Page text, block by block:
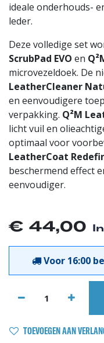
ideale onderhouds-
leder.
Deze volledige set
ScrubPad EVO en
microvezeldoek. De
LeatherCleaner
en eenvoudigere
verpakking. Q²M
licht vuil en
optimaal voor
LeatherCoat
beschermend effect
eenvoudiger.
€ 44,00
Voor 16:00
TOEVOEGEN AAN